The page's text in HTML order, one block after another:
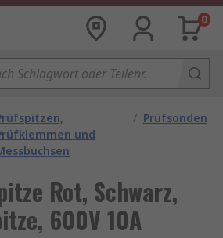
0
und
/ Prüfsonden
Rot, Schwarz,
600V 10A